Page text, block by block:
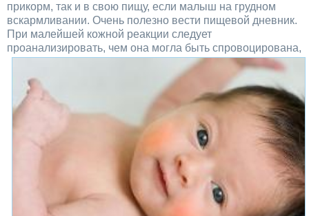
прикорм, так и в свою пищу, если малыш на грудном
вскармливании. Очень полезно вести пищевой дневник.
При малейшей кожной реакции следует
проанализировать, чем она могла быть спровоцирована,